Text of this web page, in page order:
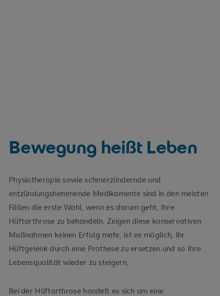
Bewegung heißt Leben
Physiotherapie sowie schmerzlindernde und
entzündungshemmende Medikamente sind in den meisten
Fällen die erste Wahl, wenn es darum geht, Ihre
Hüftarthrose zu behandeln. Zeigen diese konservativen
Maßnahmen keinen Erfolg mehr, ist es möglich, Ihr
Hüftgelenk durch eine Prothese zu ersetzen und so Ihre
Lebensqualität wieder zu steigern.
Bei der Hüftarthrose handelt es sich um eine